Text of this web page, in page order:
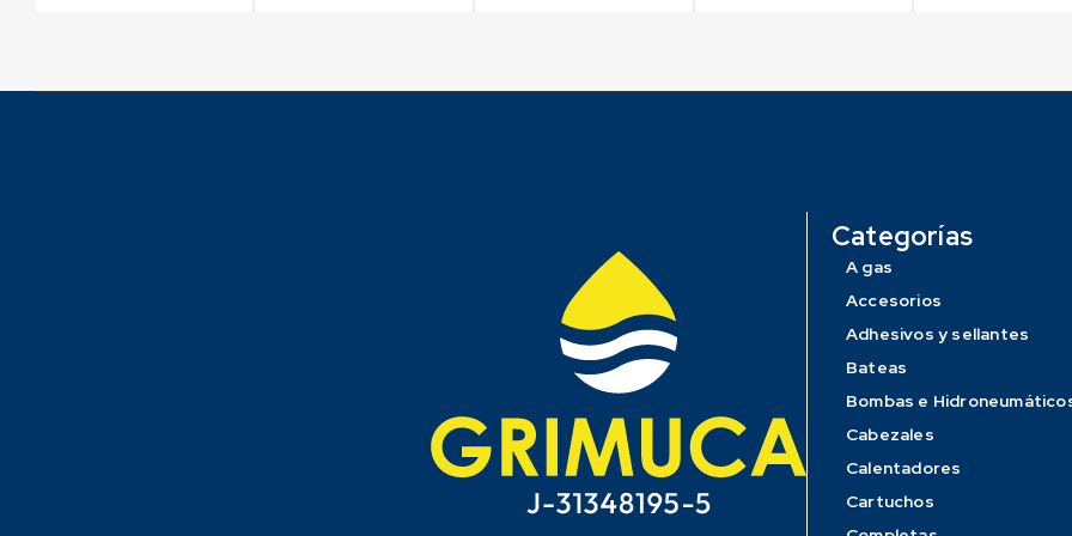
Categorías
A gas
Accesorios
Adhesivos y sellantes
Bateas
Bombas e
Cabezales
Calentadores
Cartuchos